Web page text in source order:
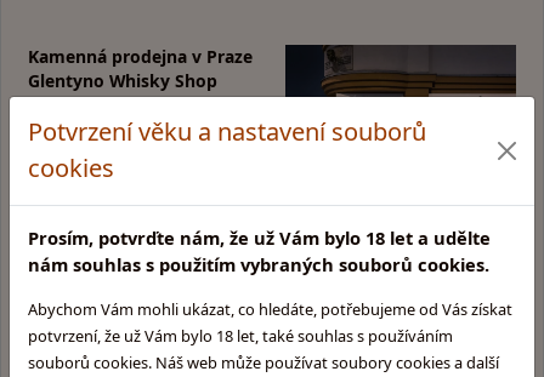
Potvrzení věku a nastavení souborů
cookies
Prosím, potvrďte nám, že už Vám bylo 18 let a udělte
nám souhlas s použitím vybraných souborů cookies.
Abychom Vám mohli ukázat, co hledáte, potřebujeme od Vás získat
potvrzení, že už Vám bylo 18 let, také souhlas s používáním
souborů cookies. Náš web může používat soubory cookies a další
Kamenná prodejna v Praze
Glentyno Whisky Shop
Zobrazit mapu
Otevírací doba:
Pondělí: 10:00 - 15:00
Úterý: 10:00 - 15:00
Středa: Zavřeno
Čtvrtek: 11:00 - 16:00
Pátek: 11:00 - 17:00